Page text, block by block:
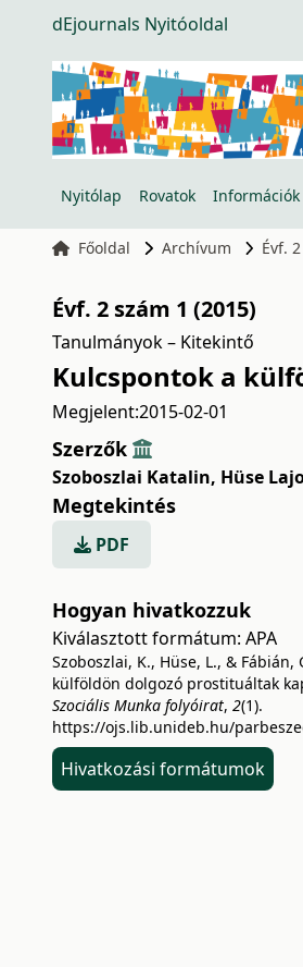
dEjournals Nyitóoldal
Nyitólap Rovatok Információk
Főoldal Archívum Évf.
Évf. 2 szám 1 (2015)
Tanulmányok – Kitekintő
Kulcspontok a
Megjelent:2015-02-01
Szerzők
Szoboszlai Katalin, Hüse
Megtekintés
PDF
Hogyan hivatkozzuk
Kiválasztott formátum: APA
Szoboszlai, K., Hüse, L., & Fábián,
külföldön dolgozó prostituáltak
Szociális Munka folyóirat, 2(1).
https://ojs.lib.unideb.hu/
Hivatkozási formátumok